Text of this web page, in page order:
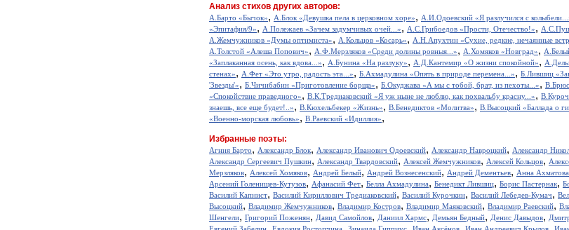
Анализ стихов других авторов:
А.Барто «Бычок», А.Блок «Девушка пела в церковном хоре», А.И.Одоевский «Я разлучился с
«Эпитафия/9», А.Полежаев «Зачем задумчивых очей...», А.С.Грибоедов «Прости, Отечество!»,
А.Жемчужников «Думы оптимиста», А.Кольцов «Косарь», А.Н.Апухтин «Сухие, редкие, нечаянные
А.Толстой «Алеша Попович», А.Ф.Мерзляков «Среди долины ровныя...», А.Хомяков «Новград»,
«Заплаканная осень, как вдова...», А.Бунина «На разлуку», А.Д.Кантемир «О жизни спокойной»,
стенах», А.Фет «Это утро, радость эта...», Б.Ахмадулина «Опять в природе перемена...», Б.Лившиц
'Звезды'», Б.Чичибабин «Приготовление борща», Б.Окуджава «А мы с тобой, брат, из пехоты...»,
«Спокойствие праведного», В.К.Тредиаковский «Я уж ныне не люблю, как похвальбу красну...»,
знаешь, все еще будет!..», В.Кюхельбекер «Жизнь», В.Бенедиктов «Молитва», В.Высоцкий «Баллада о
«Военно-морская любовь», В.Раевский «Идиллия»,
Избранные поэты:
Агния Барто, Александр Блок, Александр Иванович Одоевский, Александр Навроцкий, Александр
Александр Сергеевич Пушкин, Александр Твардовский, Алексей Жемчужников, Алексей Кольцов,
Мерзляков, Алексей Хомяков, Андрей Белый, Андрей Вознесенский, Андрей Дементьев, Анна Ахматова
Арсений Голенищев-Кутузов, Афанасий Фет, Белла Ахмадулина, Бенедикт Лившиц, Борис Пастернак,
Василий Капнист, Василий Кириллович Тредиаковский, Василий Курочкин, Василий Лебедев-Кумач,
Высоцкий, Владимир Жемчужников, Владимир Костров, Владимир Маяковский, Владимир Раевский,
Шенгели, Григорий Поженян, Давид Самойлов, Даниил Хармс, Демьян Бедный, Денис Давыдов,